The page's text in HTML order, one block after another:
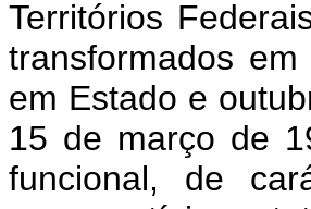
Territórios
transformados
em Estado e
15 de março de
funcional, de